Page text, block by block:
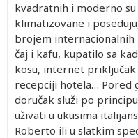
kvadratnih i moderno
klimatizovane i
brojem internacionalnih
čaj i kafu, kupatilo sa
kosu, internet priključak
recepciji hotela… Pored
doručak služi po
uživati u ukusima
Roberto ili u slatkim